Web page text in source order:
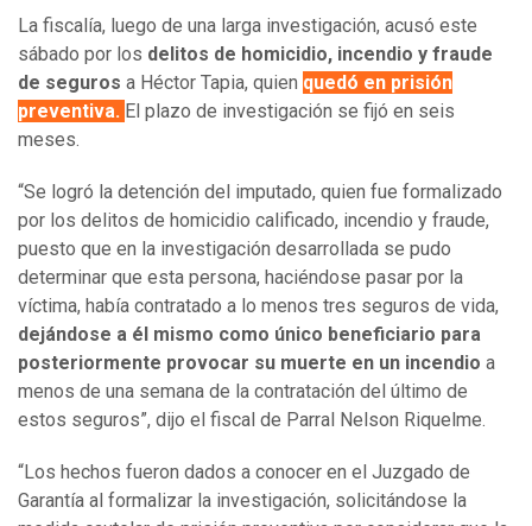
La fiscalía, luego de una larga investigación, acusó este
sábado por los delitos de homicidio, incendio y fraude
de seguros a Héctor Tapia, quien quedó en prisión
preventiva. El plazo de investigación se fijó en seis
meses.
“Se logró la detención del imputado, quien fue formalizado
por los delitos de homicidio calificado, incendio y fraude,
puesto que en la investigación desarrollada se pudo
determinar que esta persona, haciéndose pasar por la
víctima, había contratado a lo menos tres seguros de vida,
dejándose a él mismo como único beneficiario para
posteriormente provocar su muerte en un incendio a
menos de una semana de la contratación del último de
estos seguros”, dijo el fiscal de Parral Nelson Riquelme.
“Los hechos fueron dados a conocer en el Juzgado de
Garantía al formalizar la investigación, solicitándose la